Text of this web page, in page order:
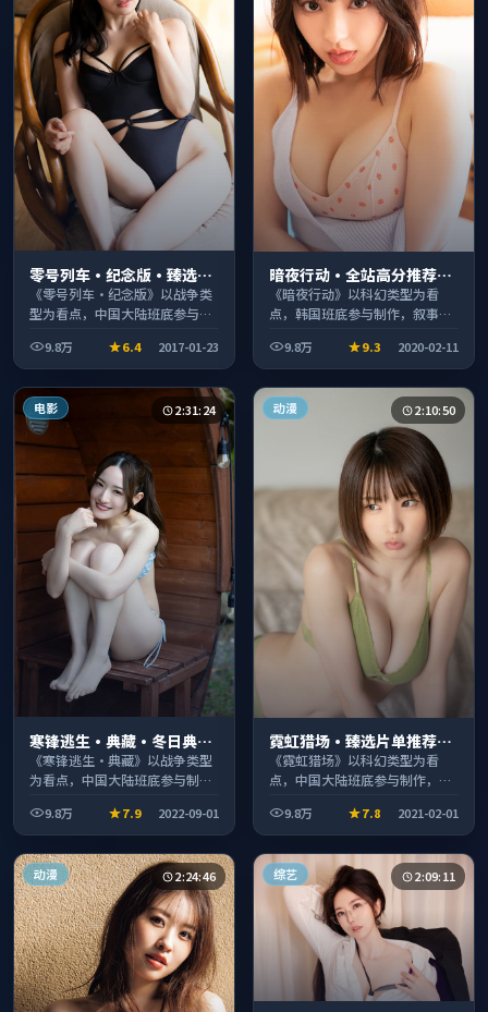
零号列车·纪念版·臻选片
单推荐画质清晰观看流畅
《零号列车·纪念版》以战争类
型为看点，中国大陆班底参与制
休闲时段观看。
9.8万 6.4 2017-01-23
暗夜行动·全站高分推荐节
奏紧凑值得追看
《暗夜行动》以科幻类型为看
点，韩国班底参与制作，叙事完
看。9.8万 9.3 2020-02-11
电影 2:31:24
寒锋逃生·典藏·冬日典藏
系列温情叙事引人入胜
《寒锋逃生·典藏》以战争类型
为看点，中国大陆班底参与制
休闲时段观看。
9.8万 7.9 2022-09-01
动漫 2:10:50
霓虹猎场·臻选片单推荐画
质清晰观看流畅
《霓虹猎场》以科幻类型为看
点，中国大陆班底参与制作，叙
段观看。
9.8万 7.8 2021-02-01
动漫 2:24:46 综艺 2:09:11